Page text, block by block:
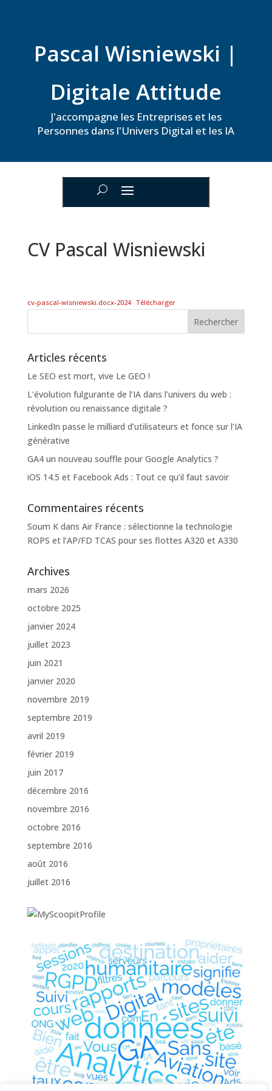
Pascal Wisniewski |
Digitale Attitude
J'accompagne les Entreprises et les
Personnes dans l'Univers Digital et les IA
CV Pascal Wisniewski
cv-pascal-wisniewski.docx-2024 Télécharger
Articles récents
Le SEO est mort, vive Le GEO !
L’évolution fulgurante de l’IA dans l’univers du web :
révolution ou renaissance digitale ?
LinkedIn passe le milliard d’utilisateurs et fonce sur l’IA
générative
GA4 un nouveau souffle pour Google Analytics ?
iOS 14.5 et Facebook Ads : Tout ce qu’il faut savoir
Commentaires récents
Soum Kdans Air France : sélectionne la technologie
ROPS et l’AP/FD TCAS pour ses flottes A320 et A330
Archives
mars 2026
octobre 2025
janvier 2024
juillet 2023
juin 2021
janvier 2020
novembre 2019
septembre 2019
avril 2019
février 2019
juin 2017
décembre 2016
novembre 2016
octobre 2016
septembre 2016
août 2016
juillet 2016